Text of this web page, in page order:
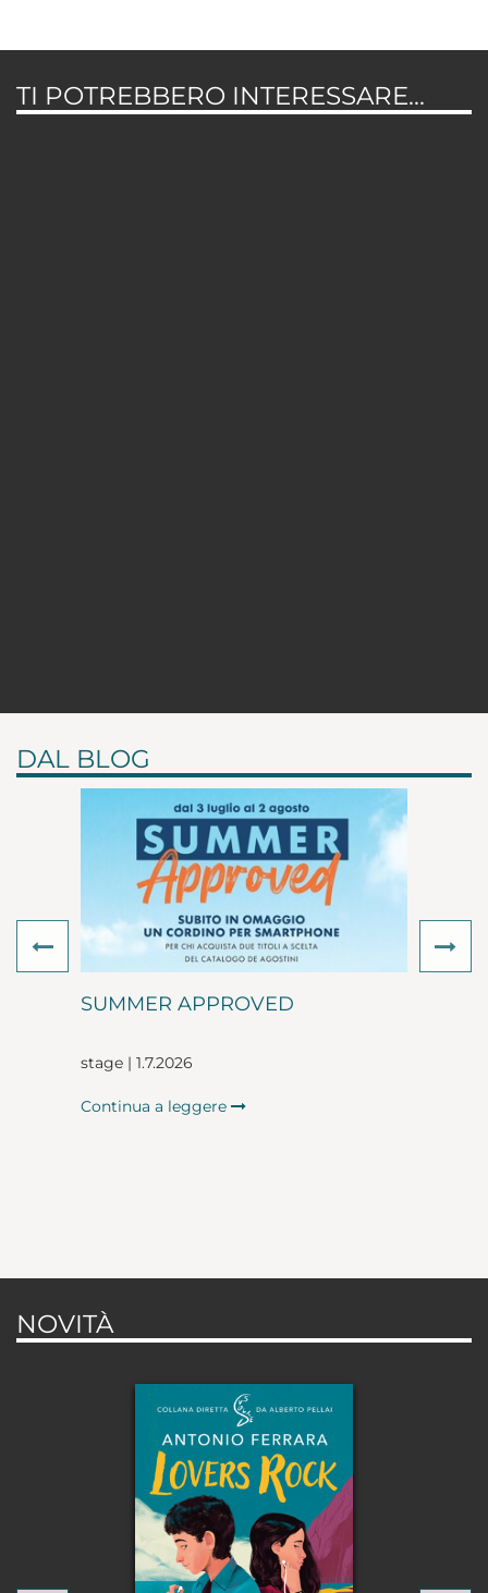
TI POTREBBERO INTERESSARE...
DAL BLOG
SUMMER APPROVED
stage | 1.7.2026
Continua a leggere
Previous
NOVITÀ